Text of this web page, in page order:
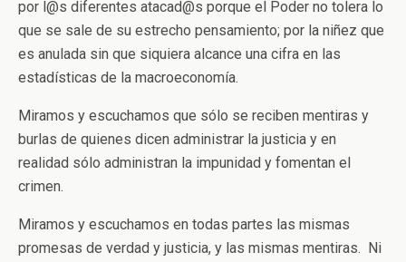
por l@s diferentes atacad@s porque el Poder no tolera lo
que se sale de su estrecho pensamiento; por la niñez que
es anulada sin que siquiera alcance una cifra en las
estadísticas de la macroeconomía.
Miramos y escuchamos que sólo se reciben mentiras y
burlas de quienes dicen administrar la justicia y en
realidad sólo administran la impunidad y fomentan el
crimen.
Miramos y escuchamos en todas partes las mismas
promesas de verdad y justicia, y las mismas mentiras. Ni